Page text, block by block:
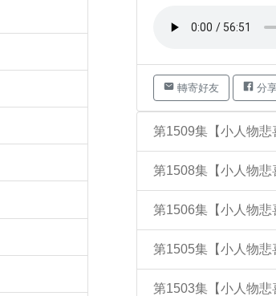
轉寄好友 分
第1509集【小人物
第1508集【小人物
第1506集【小人物悲
第1505集【小人物悲
第1503集【小人物